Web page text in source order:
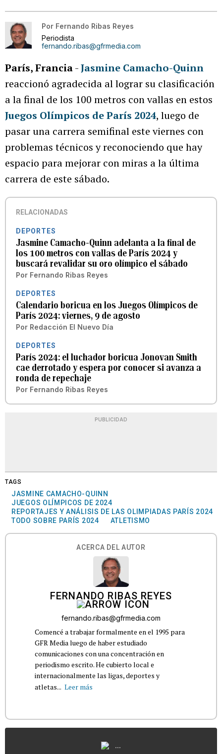
Por Fernando Ribas Reyes
Periodista
fernando.ribas@gfrmedia.com
París, Francia-Jasmine Camacho-Quinn
reaccionó agradecida al lograr su clasificación
a la final de los 100 metros con vallas en estos
Juegos Olímpicos de París 2024, luego de
pasar una carrera semifinal este viernes con
problemas técnicos y reconociendo que hay
espacio para mejorar con miras a la última
carrera de este sábado.
RELACIONADAS
DEPORTES
Jasmine Camacho-Quinn adelanta a la final de
los 100 metros con vallas de París 2024 y
buscará revalidar su oro olímpico el sábado
Por Fernando Ribas Reyes
DEPORTES
Calendario boricua en los Juegos Olímpicos de
París 2024: viernes, 9 de agosto
Por Redacción El Nuevo Día
DEPORTES
París 2024: el luchador boricua Jonovan Smith
cae derrotado y espera por conocer si avanza a
ronda de repechaje
Por Fernando Ribas Reyes
PUBLICIDAD
TAGS
JASMINE CAMACHO-QUINN
JUEGOS OLÍMPICOS DE 2024
REPORTAJES Y ANÁLISIS DE LAS OLIMPIADAS PARÍS 2024
TODO SOBRE PARÍS 2024
ATLETISMO
ACERCA DEL AUTOR
FERNANDO RIBAS REYES
fernando.ribas@gfrmedia.com
Comencé a trabajar formalmente en el 1995 para
GFR Media luego de haber estudiado
comunicaciones con una concentración en
periodismo escrito. He cubierto local e
internacionalmente las ligas, deportes y
atletas... Leer más
...